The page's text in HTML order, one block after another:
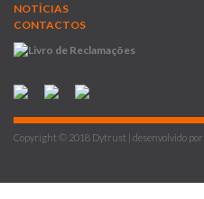
NOTÍCIAS
CONTACTOS
Copyright © 2018 Dytrust | desenvolvido por